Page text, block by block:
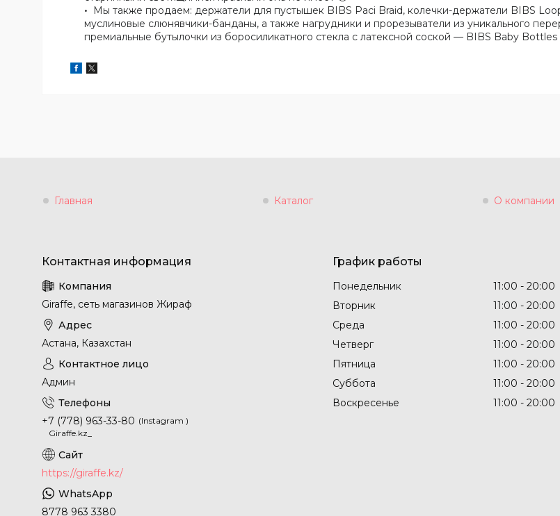
Мы также продаем: держатели для пустышек BIBS Paci Braid, колечки-держатели BIBS
муслиновые слюнявчики-банданы, а также нагрудники и прорезыватели из уникального
премиальные бутылочки из боросиликатного стекла с латексной соской — BIBS Baby
Главная Каталог О компании
Giraffe, сеть магазинов Жираф
Астана, Казахстан
Админ
+7 (778) 963-33-80
Instagram
Giraffe.kz_
https://giraffe.kz/
8778 963 3380
График работы
Понедельник 11:00
20:00
Вторник
11:00
20:00
Среда
11:00
20:00
Четверг
11:00
20:00
Пятница
11:00
20:00
Суббота
11:00
20:00
Воскресенье
11:00 20:00